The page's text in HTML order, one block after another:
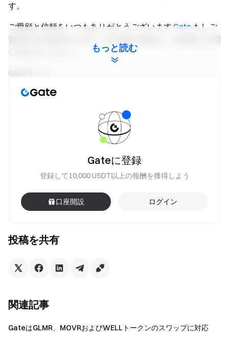
す。
ご愛顧と信頼をいつもありがとうございます Gate.もしご
質問がある場合やサポートが必要な場合は、お気軽にお問
い合わせください。
Gateチーム
2025年4月27日
Gateで4,900以上の暗号資産を安全、迅速、簡単に取引す
サインアップ 最大$10,000の歓迎報酬
友達を招待するそして、40%の手数料を稼ぎます
ステイコネクテッドGateの公式ウェブサイトを訪問して
くださいGateアプリをダウンロード|デスクトップ
スを獲得する
ンドトピックを話し合う
透明性とセキュリティ
ください
もっと読む
投稿を共有
Gateに登録
登録して10,000 USDT以上の報酬を獲得しよう
口座開設 ログイン
関連記事
GateはGLMR、MOVRおよびWELLトークンのスワップに対応